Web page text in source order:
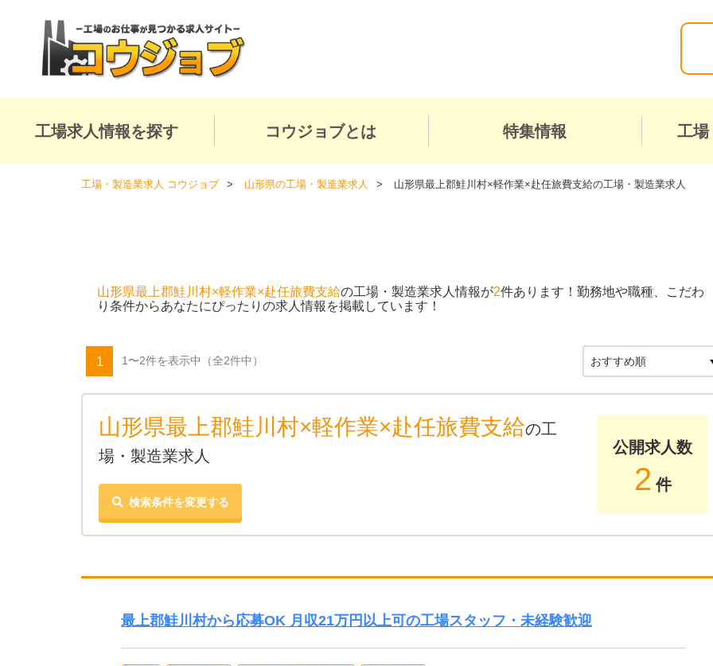
工場求人情報を探す コウジョブとは 特集情報 工場
工場・製造業求人 コウジョブ 山形県の工場・製造業求人 山形県最上郡鮭川村×軽作業×赴任旅費支給の工場・製造業求人
山形県最上郡鮭川村×軽作業×赴任旅費支給の工場・製造業求人情報が2件あります！勤務地や職種、こだわ
り条件からあなたにぴったりの求人情報を掲載しています！
1 1〜2件を表示中 （全2件中）
山形県最上郡鮭川村×軽作業×赴任旅費支給の工
場・製造業求人
検索条件を変更する
公開求人数
2 件
最上郡鮭川村から応募OK 月収21万円以上可の工場スタッフ・未経験歓迎